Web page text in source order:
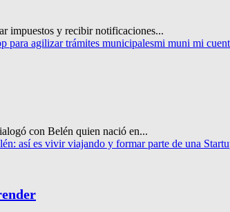
impuestos y recibir notificaciones...
para agilizar trámites municipalesmi muni mi
con Belén quien nació en...
así es vivir viajando y formar parte de una